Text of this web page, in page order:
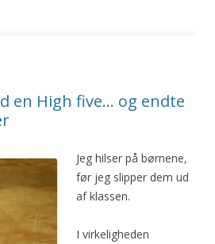
en High five… og endte
Jeg hilser på børnene,
før jeg slipper dem ud
af klassen.
I virkeligheden